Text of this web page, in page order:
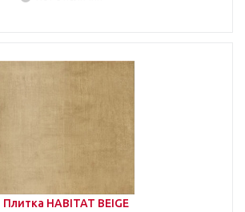
Плитка HABITAT BEIGE